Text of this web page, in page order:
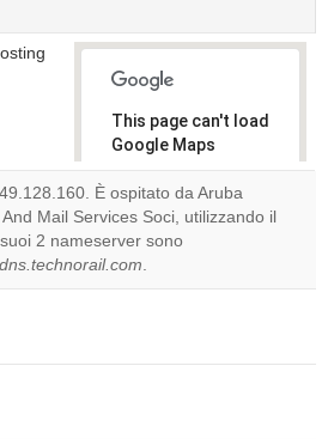
This page can't load
Google Maps
correctly.
Do you
own this
website?
È ospitato da Aruba
Mail Services Soci, utilizzando il
2 nameserver sono
dns.technorail.com.